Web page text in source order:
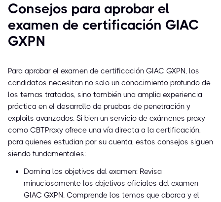
Consejos para aprobar el
examen de certificación GIAC
GXPN
Para aprobar el examen de certificación GIAC GXPN, los
candidatos necesitan no solo un conocimiento profundo de
los temas tratados, sino también una amplia experiencia
práctica en el desarrollo de pruebas de penetración y
exploits avanzados. Si bien un servicio de exámenes proxy
como CBTProxy ofrece una vía directa a la certificación,
para quienes estudian por su cuenta, estos consejos siguen
siendo fundamentales:
Domina los objetivos del examen: Revisa
minuciosamente los objetivos oficiales del examen
GIAC GXPN. Comprende los temas que abarca y el